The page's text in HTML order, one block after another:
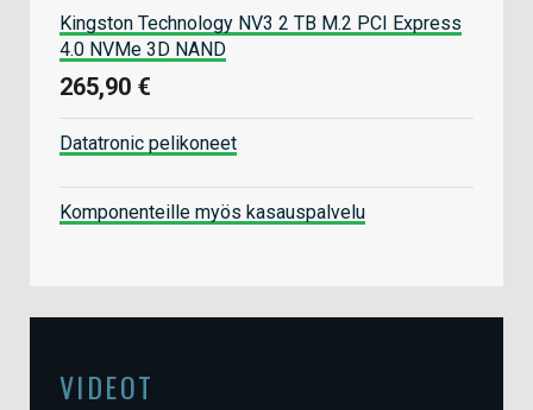
Kingston Technology NV3 2 TB M.2 PCI Express
4.0 NVMe 3D NAND
265,90 €
Datatronic pelikoneet
Komponenteille myös kasauspalvelu
VIDEOT